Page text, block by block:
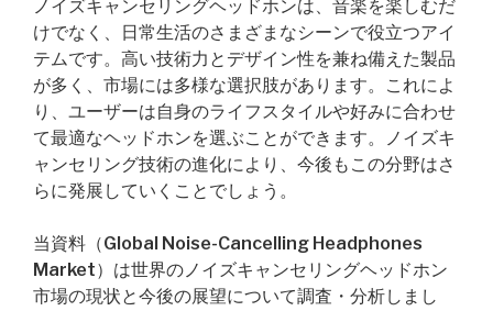
ノイズキャンセリングヘッドホンは、音楽を楽しむだ
けでなく、日常生活のさまざまなシーンで役立つアイ
テムです。高い技術力とデザイン性を兼ね備えた製品
が多く、市場には多様な選択肢があります。これによ
り、ユーザーは自身のライフスタイルや好みに合わせ
て最適なヘッドホンを選ぶことができます。ノイズキ
ャンセリング技術の進化により、今後もこの分野はさ
らに発展していくことでしょう。
当資料（Global Noise-Cancelling Headphones
Market）は世界のノイズキャンセリングヘッドホン
市場の現状と今後の展望について調査・分析しまし